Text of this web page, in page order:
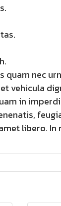
nec
vehicula
in
libero.